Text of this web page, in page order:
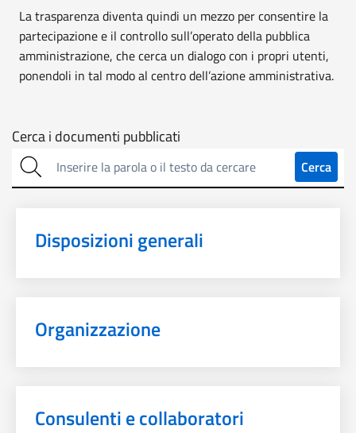
La trasparenza diventa quindi un mezzo per consentire la
partecipazione e il controllo sull’operato della pubblica
amministrazione, che cerca un dialogo con i propri utenti,
ponendoli in tal modo al centro dell’azione amministrativa.
Cerca
sulla
Cerca i documenti pubblicati
Cerca
Disposizioni generali
Organizzazione
Consulenti e collaboratori